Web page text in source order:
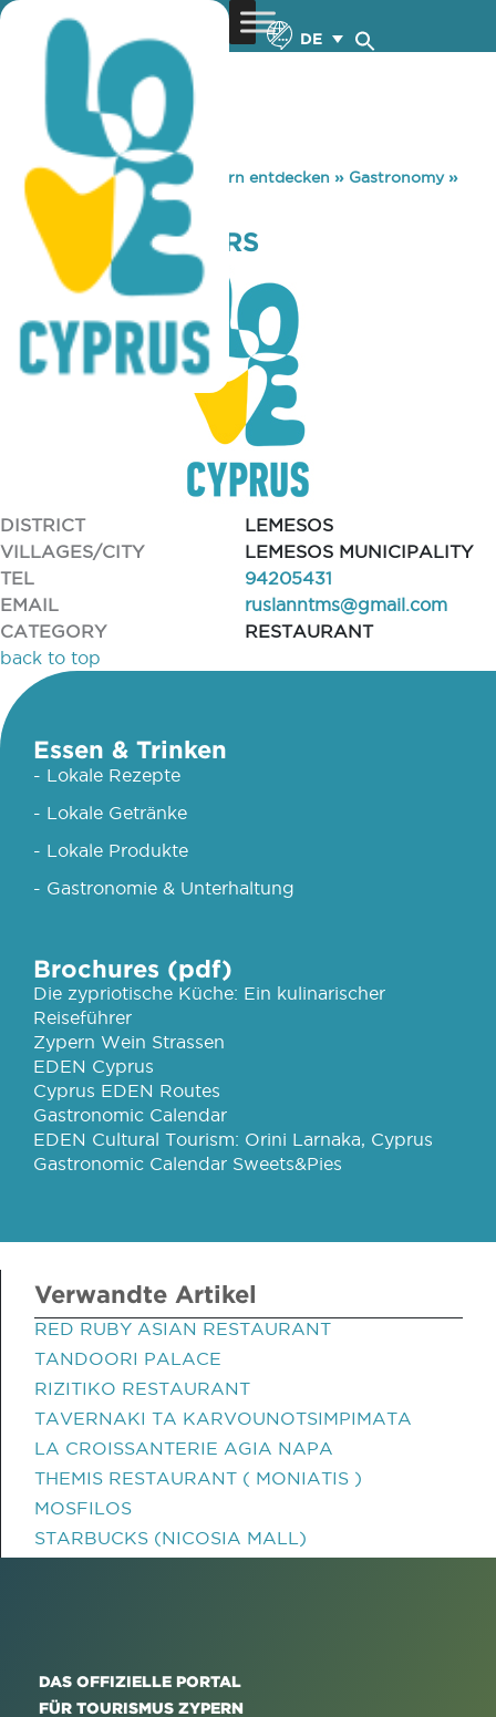
DE
You are here: Home »Zypern entdecken » Gastronomy»
DRUNK SHOOTERS
DRUNK SHOOTERS
DISTRICT
LEMESOS
VILLAGES/CITY
LEMESOS MUNICIPALITY
TEL
94205431
EMAIL
ruslanntms@gmail.com
CATEGORY
RESTAURANT
back to top
Essen & Trinken
- Lokale Rezepte
- Lokale Getränke
- Lokale Produkte
- Gastronomie & Unterhaltung
Brochures (pdf)
Die zypriotische Küche: Ein kulinarischer
Reiseführer
Zypern Wein Strassen
EDEN Cyprus
Cyprus EDEN Routes
Gastronomic Calendar
EDEN Cultural Tourism: Orini Larnaka, Cyprus
Gastronomic Calendar Sweets&Pies
Verwandte Artikel
RED RUBY ASIAN RESTAURANT
TANDOORI PALACE
RIZITIKO RESTAURANT
TAVERNAKI TA KARVOUNOTSIMPIMATA
LA CROISSANTERIE AGIA NAPA
THEMIS RESTAURANT ( MONIATIS )
MOSFILOS
STARBUCKS (NICOSIA MALL)
DAS OFFIZIELLE PORTAL
FÜR TOURISMUS ZYPERN